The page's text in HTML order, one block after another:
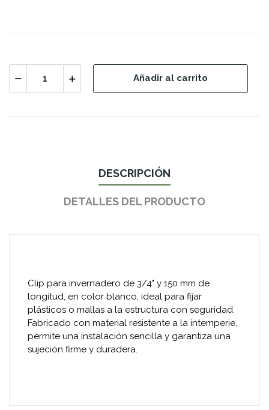
Añadir al carrito
DESCRIPCIÓN
DETALLES DEL PRODUCTO
Clip para invernadero de 3/4" y 150 mm de
longitud, en color blanco, ideal para fijar
plásticos o mallas a la estructura con seguridad.
Fabricado con material resistente a la intemperie,
permite una instalación sencilla y garantiza una
sujeción firme y duradera.